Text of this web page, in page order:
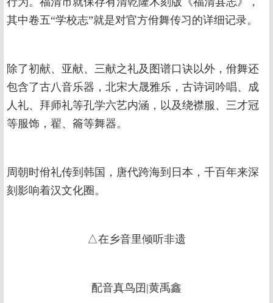
其中卷五“学校志”就是对官方佾舞传习的详细记录。
除了初献、亚献、三献之礼及图谱口诀以外，佾舞还
包含了古八音乐器，北宋大晟雅乐，古诗词吟唱、成
人礼、拜师礼等孔学六艺内涵，以及绕襟服、三才冠
等服饰，翟、籥等舞器。
周朝时佾礼传到韩国，唐代跨海到日本，千百年来深
刻影响着汉文化圈。
△在乡音里倾听非遗
配音真鸟囝|黄禹鑫